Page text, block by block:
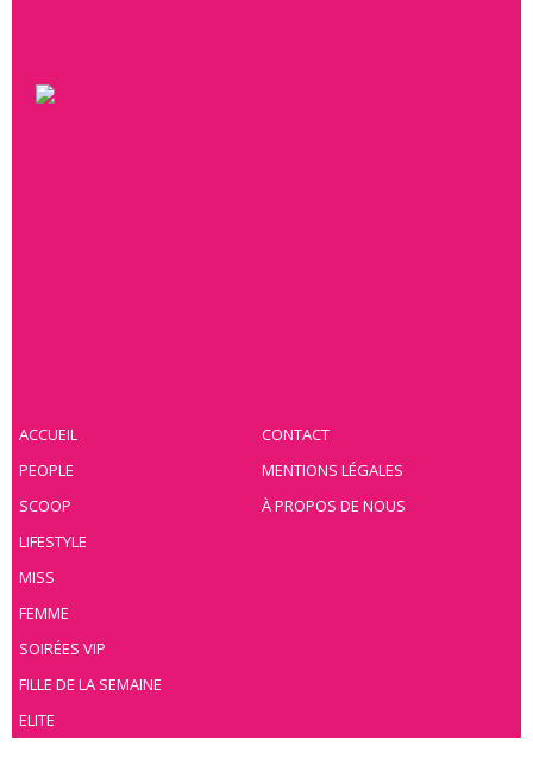
ACCUEIL
PEOPLE
SCOOP
LIFESTYLE
MISS
FEMME
SOIRÉES VIP
FILLE DE LA SEMAINE
ELITE
CONTACT
MENTIONS LÉGALES
À PROPOS DE NOUS